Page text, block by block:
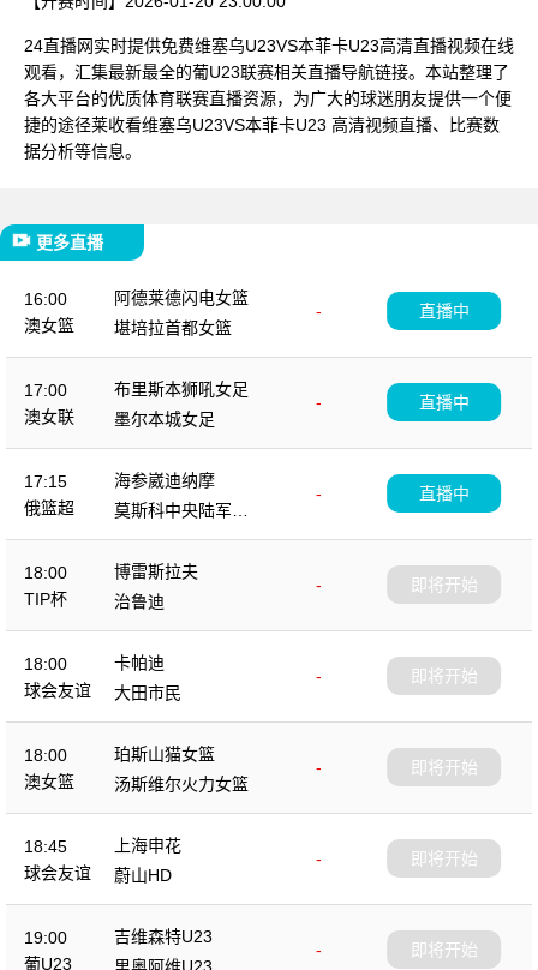
24直播网实时提供免费维塞乌U23VS本菲卡U23高清直播视频在线
观看，汇集最新最全的葡U23联赛相关直播导航链接。本站整理了
各大平台的优质体育联赛直播资源，为广大的球迷朋友提供一个便
捷的途径莱收看维塞乌U23VS本菲卡U23 高清视频直播、比赛数
据分析等信息。
更多直播
16:00
澳女篮
阿德莱德闪电女篮
-
堪培拉首都女篮
直播中
17:00
澳女联
布里斯本狮吼女足
-
墨尔本城女足
直播中
17:15
俄篮超
海参崴迪纳摩
-
莫斯科中央陆军B
队
直播中
18:00
TIP杯
博雷斯拉夫
-
治鲁迪
即将开始
18:00
球会友谊
卡帕迪
-
大田市民
即将开始
18:00
澳女篮
珀斯山猫女篮
-
汤斯维尔火力女篮
即将开始
18:45
球会友谊
上海申花
-
蔚山HD
即将开始
19:00
葡U23
吉维森特U23
-
里奥阿维U23
即将开始